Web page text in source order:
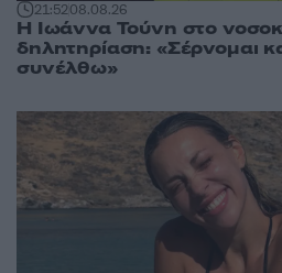
21:5208.08.26
Η Ιωάννα Τούνη στο
δηλητηρίαση: «Σέρνομαι
συνέλθω»